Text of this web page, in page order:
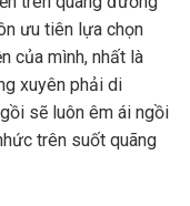
ưu tiên lựa chọn
của mình, nhất là
xuyên phải di
sẽ luôn êm ái ngồi
trên suốt quãng